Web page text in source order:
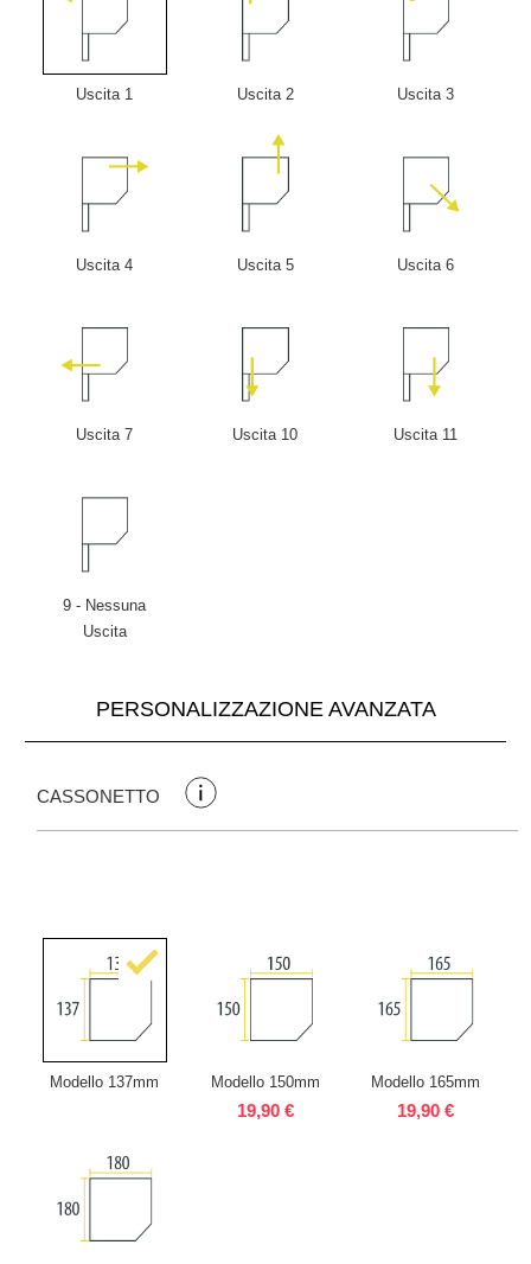
Uscita 1 Uscita 2 Uscita 3
Uscita 4 Uscita 5 Uscita 6
Uscita 7 Uscita 10 Uscita 11
9 - Nessuna
Uscita
PERSONALIZZAZIONE AVANZATA
CASSONETTO
Modello 137mm Modello 150mm
19,90 €
Modello 165mm
19,90 €